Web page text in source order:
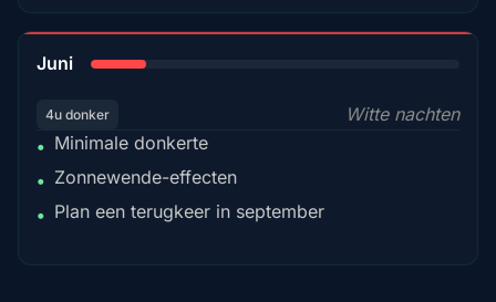
Juni
4u donker
Witte nachten
• Minimale donkerte
• Zonnewende-effecten
• Plan een terugkeer in september